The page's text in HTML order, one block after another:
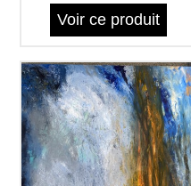
Voir ce produit